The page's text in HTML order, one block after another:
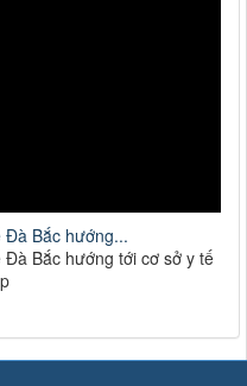
Đà Bắc hướng...
Đà Bắc hướng tới cơ sở y tế